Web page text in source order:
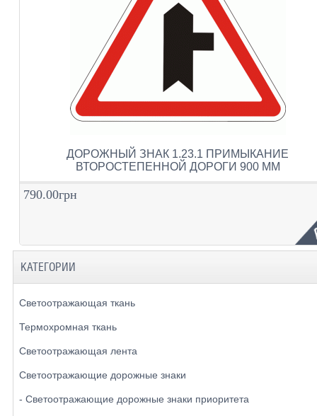
ДОРОЖНЫЙ ЗНАК 1.23.1 ПРИМЫКАНИЕ
ВТОРОСТЕПЕННОЙ ДОРОГИ 900 ММ
790.00грн
КАТЕГОРИИ
Светоотражающая ткань
Термохромная ткань
Светоотражающая лента
Светоотражающие дорожные знаки
- Светоотражающие дорожные знаки приоритета